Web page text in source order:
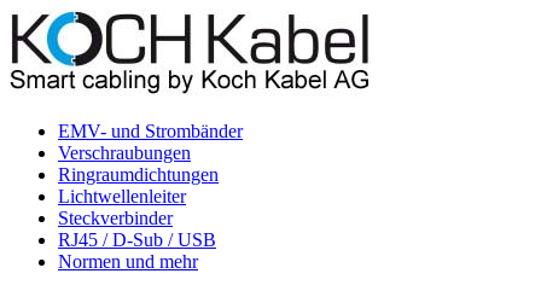
EMV- und Strombänder
Verschraubungen
Ringraumdichtungen
Lichtwellenleiter
Steckverbinder
RJ45 / D-Sub / USB
Normen und mehr